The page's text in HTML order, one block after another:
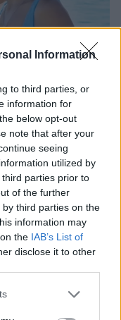
Information
to third parties, or
information for
below opt-out
note that after your
seeing
utilized by
parties prior to
of the further
third parties on the
information may
the IAB’s List of
disclose it to other
Χοψονίδου: